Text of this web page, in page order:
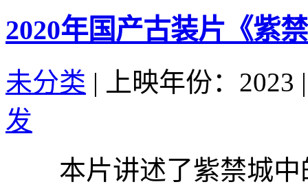
2020年国产古装片《紫
未分类 | 上映年份：2023 |
发
本片讲述了紫禁城中